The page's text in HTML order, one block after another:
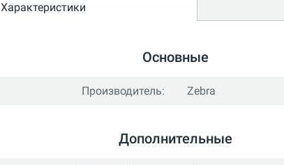
Характеристики
Основные
Производитель: Zebra
Дополнительные